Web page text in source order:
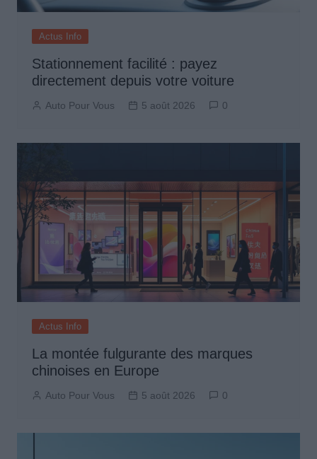
Actus Info
Stationnement facilité : payez
directement depuis votre voiture
Auto Pour Vous 5 août 2026 0
Actus Info
La montée fulgurante des marques
chinoises en Europe
Auto Pour Vous 5 août 2026 0